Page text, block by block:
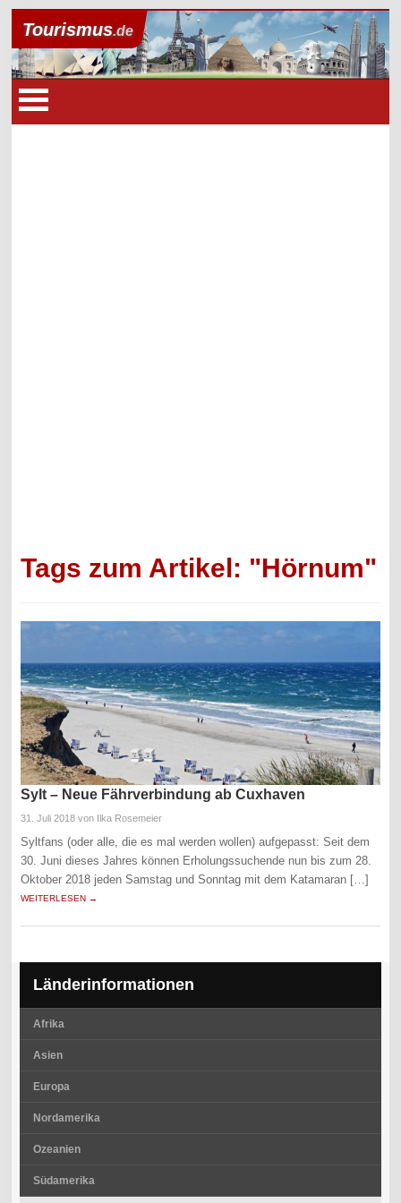
Tourismus.de
Tags zum Artikel: "Hörnum"
Sylt – Neue Fährverbindung ab Cuxhaven
31. Juli 2018 von Ilka Rosemeier
Syltfans (oder alle, die es mal werden wollen) aufgepasst: Seit dem
30. Juni dieses Jahres können Erholungssuchende nun bis zum 28.
Oktober 2018 jeden Samstag und Sonntag mit dem Katamaran […]
WEITERLESEN →
Länderinformationen
Afrika
Asien
Europa
Nordamerika
Ozeanien
Südamerika